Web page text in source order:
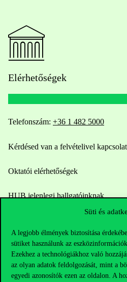
Süti és
A legjobb élmények biztosítása
sütiket használunk az
Ezekhez a technológiákhoz való
az olyan adatok feldolgozását, mint a
egyedi azonosítók ezen az oldalon. A
Elérhetőségek
Telefonszám: +36 1 482 5000
Kérdésed van a felvételivel
Oktatói elérhetőségek
HUB jelenlegi hallgatóinknak